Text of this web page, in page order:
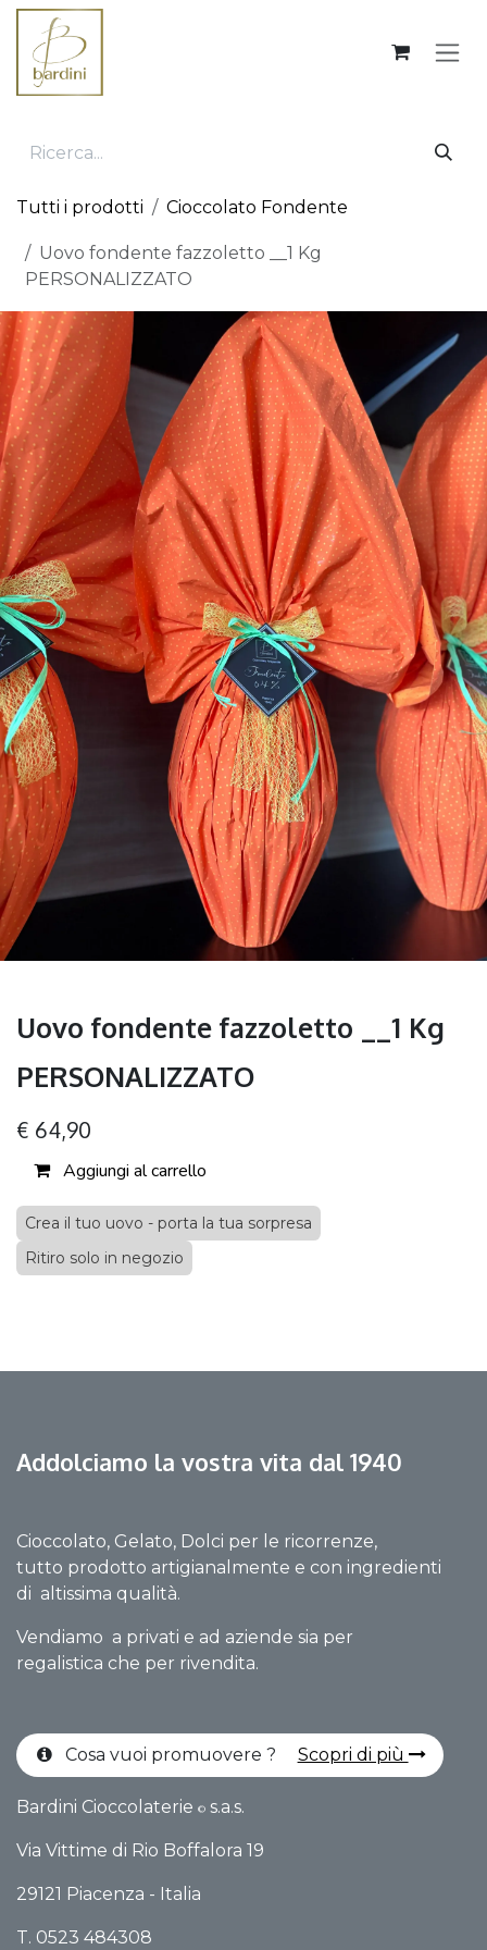
Passa al contenuto
Tutti i prodotti Cioccolato Fondente
Uovo fondente fazzoletto __1 Kg
PERSONALIZZATO
Uovo fondente fazzoletto __1 Kg
PERSONALIZZATO
€ 64,90
Aggiungi al carrello
Crea il tuo uovo - porta la tua sorpresa
Ritiro solo in negozio
Addolciamo la vostra vita dal 1940
Cioccolato, Gelato, Dolci per le ricorrenze,
tutto prodotto artigianalmente e con ingredienti
di altissima qualità.
Vendiamo a privati e ad aziende sia per
regalistica che per rivendita.
Cosa vuoi promuovere ? Scopri di più
Bardini Cioccolaterie © s.a.s.
Via Vittime di Rio Boffalo​ra 19
29121 Piacenza - Italia
T. 0523 484308